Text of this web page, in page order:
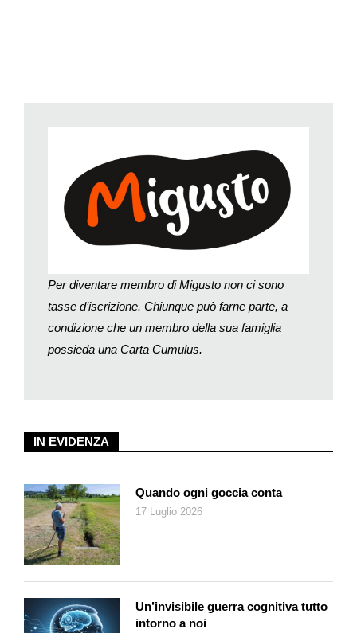
IN EVIDENZA
Quando ogni goccia conta
17 Luglio 2026
Un’invisibile guerra cognitiva tutto
intorno a noi
Per diventare membro di Migusto non ci sono
tasse d’iscrizione. Chiunque può farne parte, a
condizione che un membro della sua famiglia
possieda una Carta Cumulus.